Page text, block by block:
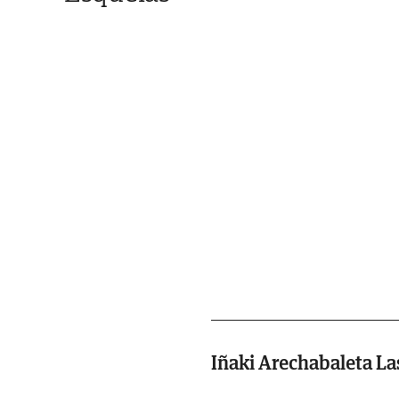
Iñaki Arechabaleta